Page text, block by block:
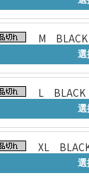
M BLACK
選
L BLACK
選
XL
選